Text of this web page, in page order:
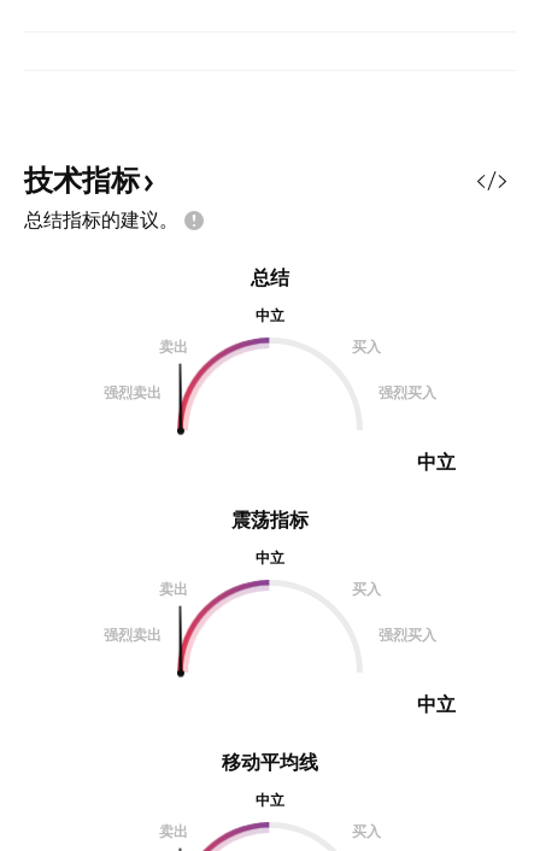
技术指标
总结指标的建议。
震荡指标
中立
卖出
买入
强烈卖出 强烈买入
中立
总结
中立
卖出
买入
强烈卖出 强烈买入
中立
移动平均线
中立
卖出
买入